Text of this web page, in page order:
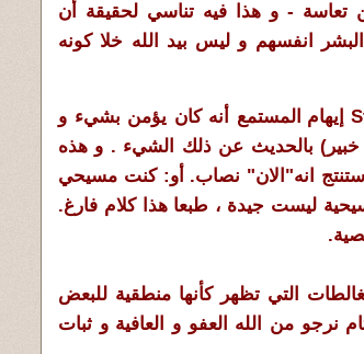
تعاسة - و هذا فيه تناسي لحقيقة أن
انفسهم و ليس بيد الله خلا كونه
إيهام المستمع أنه كان يؤمن بشيء و
بالحديث عن ذلك الشيء . و هذه
استنتج انه"الان" نصاب. أو: كنت مسيحي
ليست جيدة ، طبعا هذا كلام فارغ.
التي تظهر كأنها منطقية للبعض
من الله العفو و العافية و ثبات